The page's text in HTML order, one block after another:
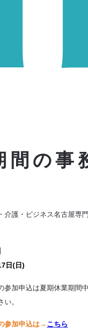
間の事
介護・ビジネス名古屋専
日(日)
加申込は夏期休業期間
。
参加申込は→ こちら